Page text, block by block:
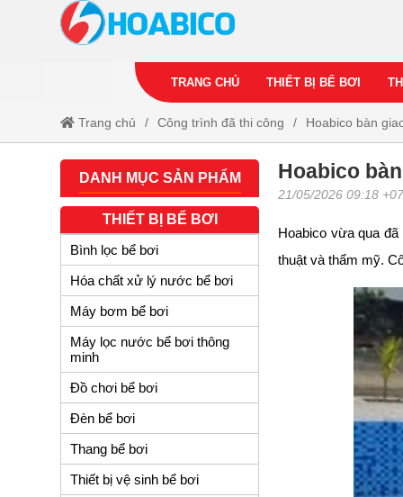
TRANG CHỦ THIẾT BỊ BỂ BƠI
Trang chủ Công trình đã thi công Hoabico bàn
Hoabico
21/05/2026 09:18 +07
Hoabico vừa qua đã
thuật và thẩm mỹ.
DANH MỤC SẢN PHẨM
THIẾT BỊ BỂ BƠI
Bình lọc bể bơi
Hóa chất xử lý nước bể bơi
Máy bơm bể bơi
Máy lọc nước bể bơi thông
minh
Đồ chơi bể bơi
Đèn bể bơi
Thang bể bơi
Thiết bị vệ sinh bể bơi